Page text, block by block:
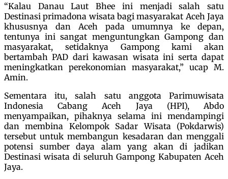
“Kalau Danau Laut Bhee ini menjadi salah satu
Destinasi primadona wisata bagi masyarakat Aceh Jaya
khususnya dan Aceh pada umumnya ke depan,
tentunya ini sangat menguntungkan Gampong dan
masyarakat, setidaknya Gampong kami akan
bertambah PAD dari kawasan wisata ini serta dapat
meningkatkan perekonomian masyarakat,” ucap M.
Amin.
Sementara itu, salah satu anggota Parimuwisata
Indonesia Cabang Aceh Jaya (HPI), Abdo
menyampaikan, pihaknya selama ini mendampingi
dan membina Kelompok Sadar Wisata (Pokdarwis)
tersebut untuk membangun kesadaran dan menggali
potensi sumber daya alam yang akan di jadikan
Destinasi wisata di seluruh Gampong Kabupaten Aceh
Jaya.